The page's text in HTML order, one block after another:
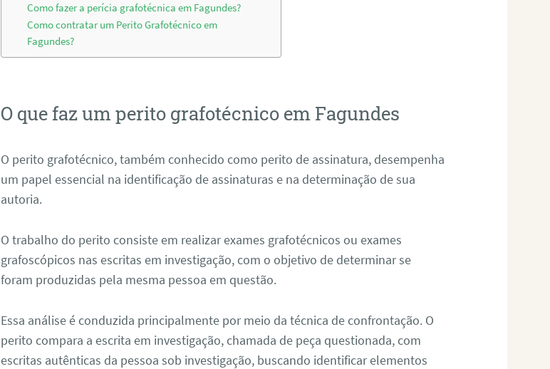
Como fazer a perícia grafotécnica em Fagundes?
Como contratar um Perito Grafotécnico em
Fagundes?
O que faz um perito grafotécnico em Fagundes
O perito grafotécnico, também conhecido como perito de assinatura, desempenha
um papel essencial na identificação de assinaturas e na determinação de sua
autoria.
O trabalho do perito consiste em realizar exames grafotécnicos ou exames
grafoscópicos nas escritas em investigação, com o objetivo de determinar se
foram produzidas pela mesma pessoa em questão.
Essa análise é conduzida principalmente por meio da técnica de confrontação. O
perito compara a escrita em investigação, chamada de peça questionada, com
escritas autênticas da pessoa sob investigação, buscando identificar elementos